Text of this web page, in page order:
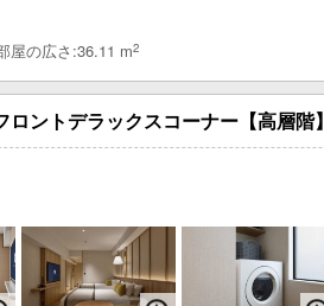
屋の広さ:36.11 m2
ロントデラックスコーナー【高層階】